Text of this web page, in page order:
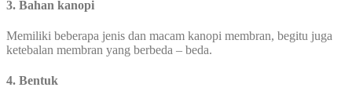
3. Bahan kanopi
Memiliki beberapa jenis dan macam kanopi membran, begitu juga
ketebalan membran yang berbeda – beda.
4. Bentuk